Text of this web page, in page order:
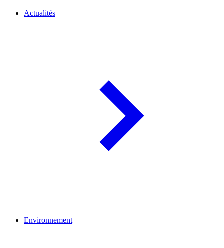
Actualités
Environnement